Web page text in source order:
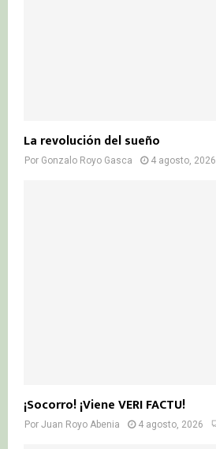
La revolución del sueño
Por Gonzalo Royo Gasca 4 agosto, 2026
¡Socorro! ¡Viene VERI FACTU!
Por Juan Royo Abenia 4 agosto, 2026